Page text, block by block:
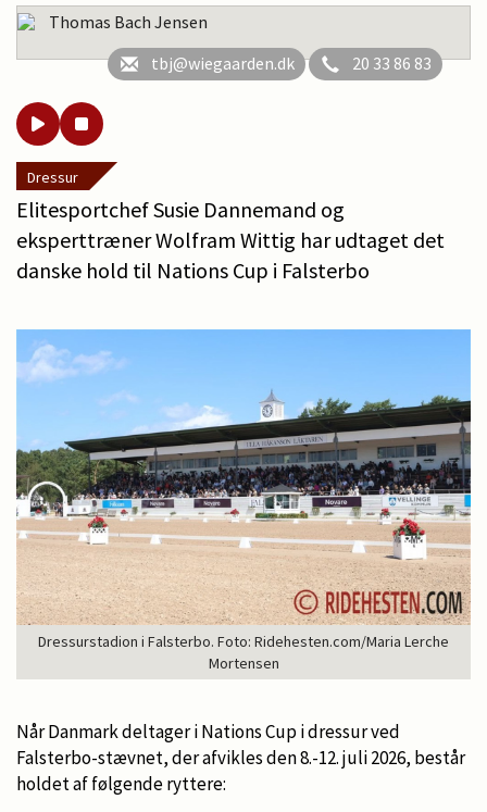
Thomas Bach Jensen
tbj@wiegaarden.dk
20 33 86 83
Dressur
Elitesportchef Susie Dannemand og
eksperttræner Wolfram Wittig har udtaget det
danske hold til Nations Cup i Falsterbo
Dressurstadion i Falsterbo. Foto: Ridehesten.com/Maria Lerche
Mortensen
Når Danmark deltager i Nations Cup i dressur ved
Falsterbo-stævnet, der afvikles den 8.-12. juli 2026, består
holdet af følgende ryttere: